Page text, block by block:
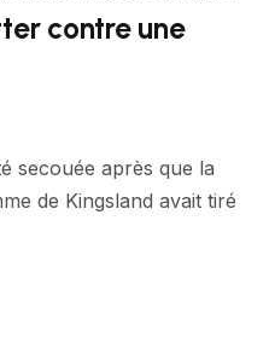
contre une
secouée après que la
de Kingsland avait tiré